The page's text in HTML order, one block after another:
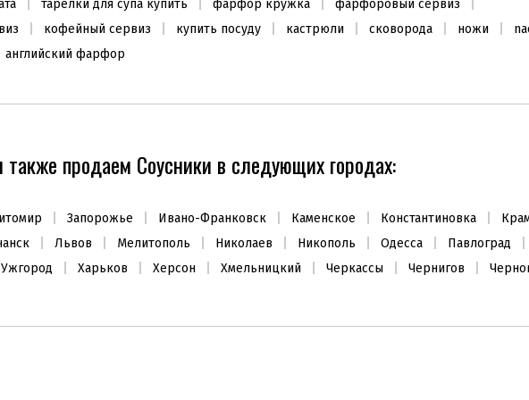
Френч-пресс для кофе и чая
Laura на 8 чашек
Аромат-наполнитель для
лампы Lolita Lempicka 500мл
Приборы для кухни
тарелки для супа купить фарфор кружка
фарфоровый сервиз
кофейный сервиз купить посуду кастрюли сковорода ножи
английский фарфор
продаем Соусники в следующих городах:
Запорожье Ивано-Франковск Каменское Константиновка
Львов Мелитополь Николаев Никополь Одесса Павлоград
Ужгород Харьков Херсон Хмельницкий Черкассы Чернигов